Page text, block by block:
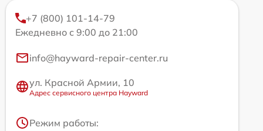
+7 (800) 101-14-79
Ежедневно с 9:00 до 21:00
info@hayward-repair-center.ru
ул. Красной Армии, 10
Адрес сервисного центра Hayward
Режим работы: